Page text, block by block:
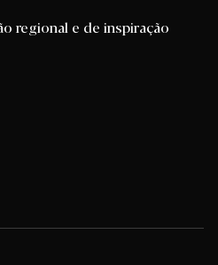
regional e de inspiração